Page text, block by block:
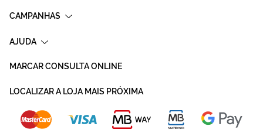
CAMPANHAS
AJUDA
MARCAR CONSULTA ONLINE
LOCALIZAR A LOJA MAIS PRÓXIMA